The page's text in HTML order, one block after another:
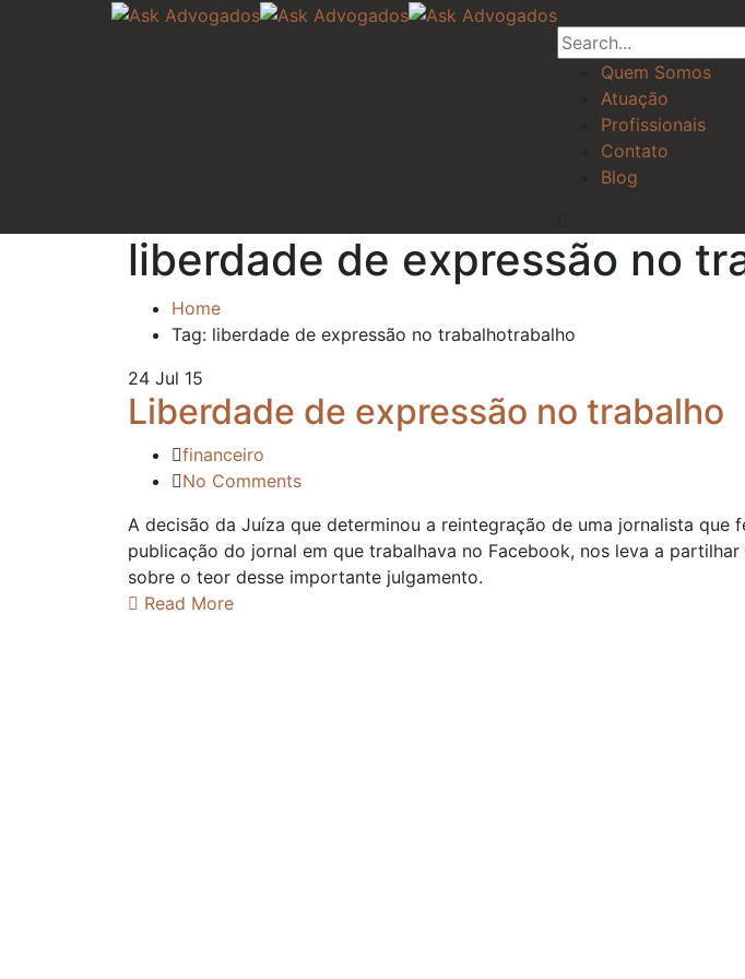
Quem Somos
Atuação
Profissionais
Contato
Blog
liberdade de expressão no
Home
Tag: liberdade de expressão no trabalhotrabalho
24 Jul 15
Liberdade de expressão no trabalho
financeiro
No Comments
A decisão da Juíza que determinou a reintegração de uma jornalista que
publicação do jornal em que trabalhava no Facebook, nos leva a
sobre o teor desse importante julgamento.
Read More